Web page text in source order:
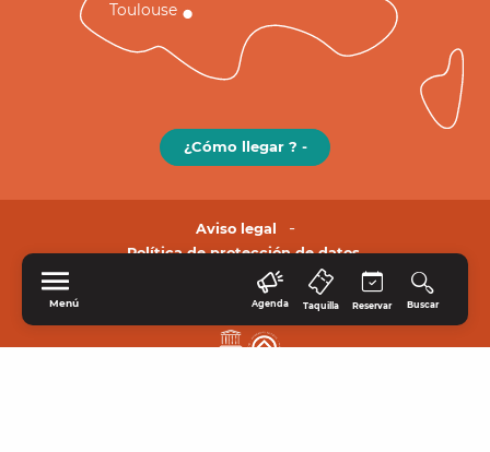
Menú Agenda Taquilla Reservar Buscar
Toulouse
¿Cómo llegar ? -
Aviso legal
Política de protección de datos.